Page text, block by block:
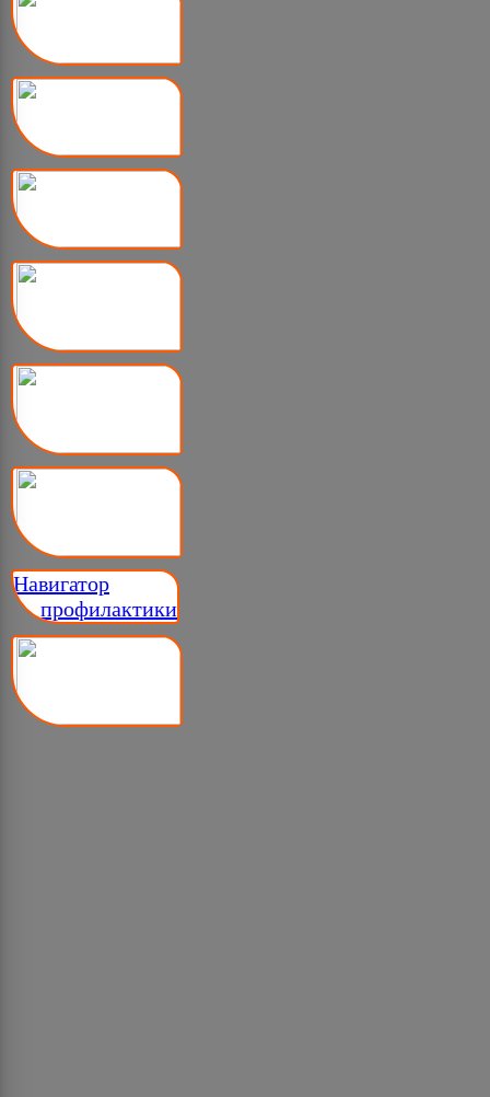
Навигатор
__ профилактики